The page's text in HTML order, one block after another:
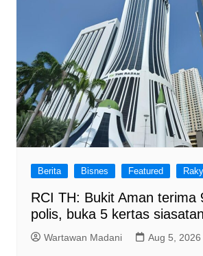
Berita Bisnes Featured
RCI TH: Bukit Aman terima
polis, buka 5 kertas siasatan
Wartawan Madani Aug 5, 2026